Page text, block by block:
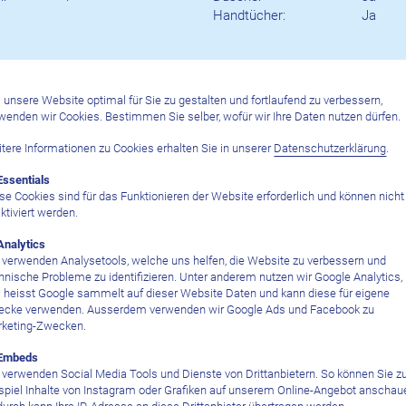
Handtücher:
Ja
Cabin
Deck
unsere Website optimal für Sie zu gestalten und fortlaufend zu verbessern,
wir Cookies. Bestimmen Sie selber, wofür wir Ihre Daten nutzen dürfen.
Informationen zu Cookies erhalten Sie in unserer Datenschutzerklärung.
Cookies sind für das Funktionieren der Website erforderlich und können nicht
werden.
verwenden Analysetools, welche uns helfen, die Website zu verbessern und
Probleme zu identifizieren. Unter anderem nutzen wir Google Analytics,
heisst Google sammelt auf dieser Website Daten und kann diese für eigene
verwenden. Ausserdem verwenden wir Google Ads und Facebook zu
Zwecken.
verwenden Social Media Tools und Dienste von Drittanbietern. So können Sie
Inhalte von Instagram oder Grafiken auf unserem Online-Angebot